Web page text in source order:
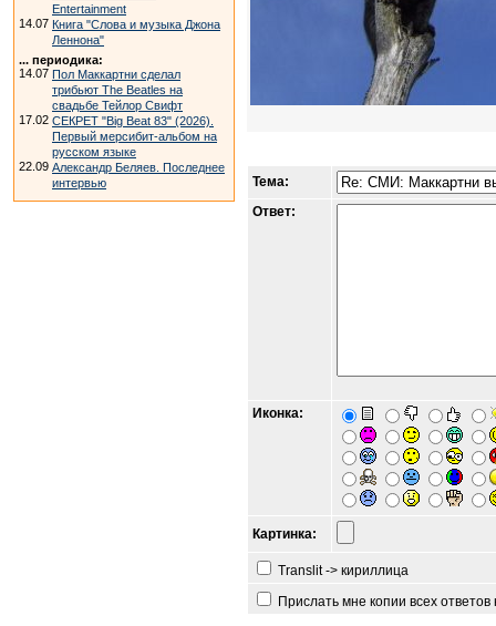
Entertainment
14.07 Книга "Слова и музыка Джона
Леннона"
... периодика:
14.07 Пол Маккартни сделал
трибьют The Beatles на
свадьбе Тейлор Свифт
17.02 СЕКРЕТ "Big Beat 83" (2026).
Первый мерсибит-альбом на
русском языке
22.09 Александр Беляев. Последнее
интервью
Тема:
Ответ:
Иконка:
Картинка:
Translit -> кириллица
Прислать мне копии всех